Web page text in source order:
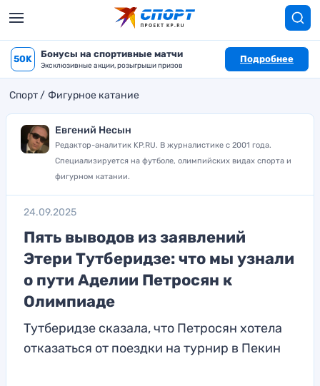
50K Бонусы на спортивные матчи
Эксклюзивные акции, розыгрыши призов
Подробнее
Спорт Фигурное катание
Евгений Несын
Редактор-аналитик KP.RU. В журналистике с 2001 года.
Специализируется на футболе, олимпийских видах спорта и
фигурном катании.
24.09.2025
Пять выводов из заявлений
Этери Тутберидзе: что мы узнали
о пути Аделии Петросян к
Олимпиаде
Тутберидзе сказала, что Петросян хотела
отказаться от поездки на турнир в Пекин